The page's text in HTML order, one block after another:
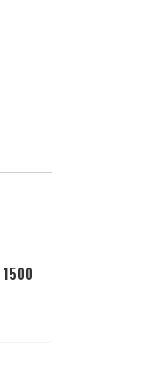
1500